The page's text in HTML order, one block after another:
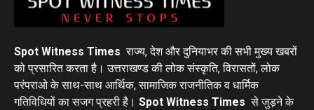
Spot Witness Times राज्य, देश और दुनियाभर की सभी मुख्य खबरों
को प्रसारित करता है। उत्तराखण्ड की लोक संस्कृति, विरासतों, लोक
परंपराओ के साथ-साथ आर्थिक, सामाजिक राजनीतिक व धार्मिक
गतिविधियों का सजग प्रहरी है। Spot Witness Times से जुड़ने के